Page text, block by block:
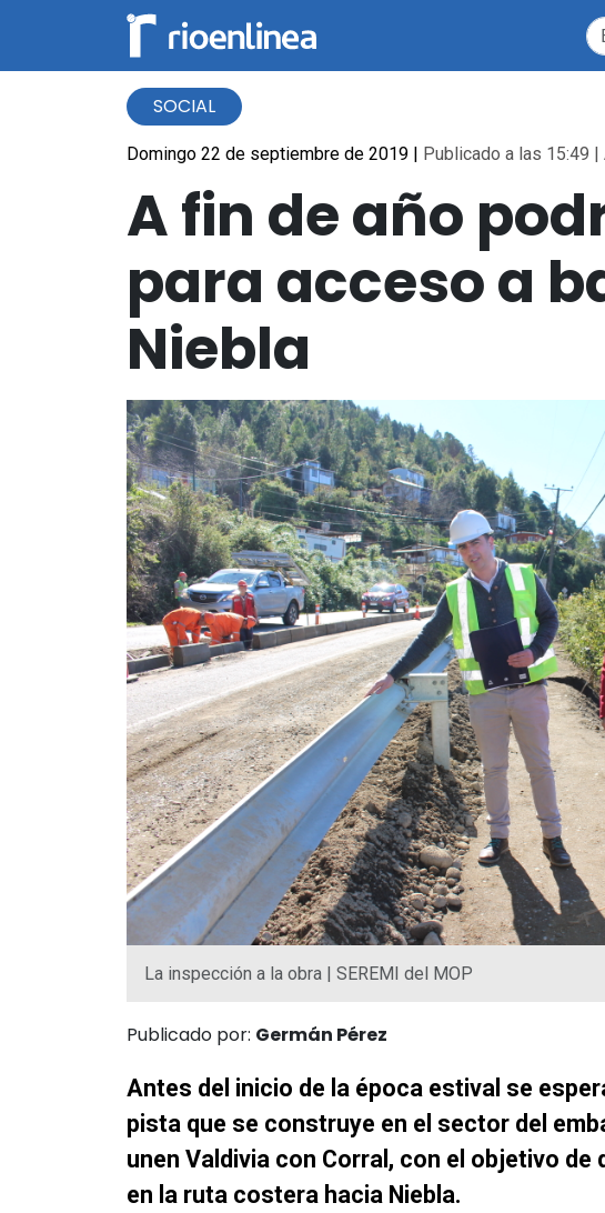
SOCIAL
Domingo 22 de septiembre de 2019 | Publicado a las 15:49
A fin de año
para acceso a
Niebla
La inspección a la obra | SEREMI del MOP
Publicado por: Germán Pérez
Antes del inicio de la época estival se
pista que se construye en el sector del
unen Valdivia con Corral, con el objetivo
en la ruta costera hacia Niebla.